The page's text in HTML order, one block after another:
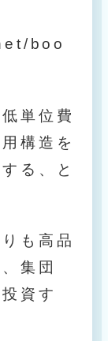
boo
単位費
構造を
る、と
も高品
集団
資す